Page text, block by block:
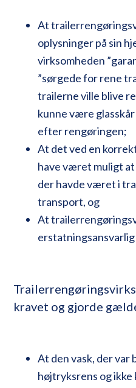
At
oplysninger på sin
virksomheden
”sørgede for rene
trailerne ville blive
kunne være
efter rengøringen;
At det ved en
have været muligt
der havde været i
transport, og
At
kravet og gjorde
At den vask, der
højtryksrens og ikke